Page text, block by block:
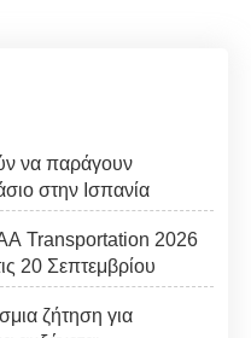
να παράγουν
στην Ισπανία
Transportation 2026
20 Σεπτεμβρίου
ζήτηση για